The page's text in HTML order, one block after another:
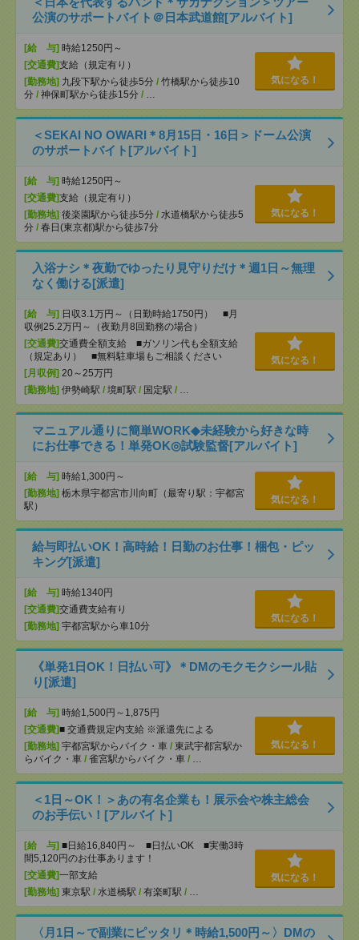
公演のサポートバイト＠日本武道館[アルバイト]
[給 与] 時給1250円～
[交通費]支給（規定有り）
[勤務地] 九段下駅から徒歩5分 / 竹橋駅から徒歩10
分 / 神保町駅から徒歩15分 / …
気になる！
＜SEKAI NO OWARI＊8月15日・16日＞ドーム公演
のサポートバイト[アルバイト]
[給 与] 時給1250円～
[交通費]支給（規定有り）
[勤務地] 後楽園駅から徒歩5分 / 水道橋駅から徒歩5
分 / 春日(東京都)駅から徒歩7分
気になる！
入浴ナシ＊夜勤でゆったり見守りだけ＊週1日～無理
なく働ける[派遣]
[給 与] 日収3.1万円～（日勤時給1750円） ■月
収例25.2万円～（夜勤月8回勤務の場合）
[交通費]交通費全額支給 ■ガソリン代も全額支給
（規定あり） ■無料駐車場もご相談ください
[月収例] 20～25万円
[勤務地] 伊勢崎駅 / 境町駅 / 国定駅 / …
気になる！
マニュアル通りに簡単WORK◆未経験から好きな時
にお仕事できる！単発OK◎試験監督[アルバイト]
[給 与] 時給1,300円～
[勤務地] 栃木県宇都宮市川向町（最寄り駅：宇都宮
駅）
気になる！
給与即払いOK！高時給！日勤のお仕事！梱包・ピッ
キング[派遣]
[給 与] 時給1340円
[交通費]交通費支給有り
[勤務地] 宇都宮駅から車10分
気になる！
《単発1日OK！日払い可》＊DMのモクモクシール貼
り[派遣]
[給 与] 時給1,500円～1,875円
[交通費]■ 交通費規定内支給 ※派遣先による
[勤務地] 宇都宮駅からバイク・車 / 東武宇都宮駅か
らバイク・車 / 雀宮駅からバイク・車 / …
気になる！
＜1日～OK！＞あの有名企業も！展示会や株主総会
のお手伝い！[アルバイト]
[給 与] ■日給16,840円～ ■日払いOK ■実働3時
間5,120円のお仕事あります！
[交通費]一部支給
[勤務地] 東京駅 / 水道橋駅 / 有楽町駅 / …
気になる！
〈月1日～で副業にピッタリ＊時給1,500円～〉DMの